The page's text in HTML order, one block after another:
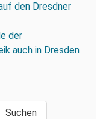
den Dresdner
der
auch in Dresden